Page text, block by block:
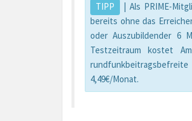
TIPP
| Als PRIME-
bereits ohne das
oder Auszubildender 6
Testzeitraum kostet
4,49€/Monat.